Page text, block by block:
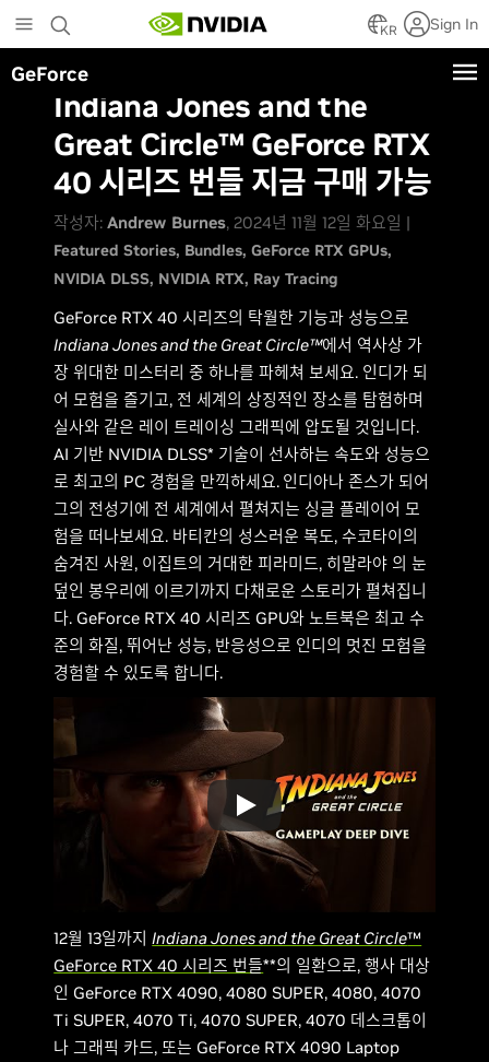
to
main
content
KR Sign In
GeForce
Indiana Jones and the
Great Circle™ GeForce RTX
40 시리즈 번들 지금 구매 가능
작성자:Andrew Burnes, 2024년 11월 12일 화요일 |
Featured Stories Bundles GeForce RTX GPUs
NVIDIA DLSS NVIDIA RTX Ray Tracing
GeForce RTX 40 시리즈의 탁월한 기능과 성능으로
Indiana Jones and the Great Circle™에서 역사상 가
장 위대한 미스터리 중 하나를 파헤쳐 보세요. 인디가 되
어 모험을 즐기고, 전 세계의 상징적인 장소를 탐험하며
실사와 같은 레이 트레이싱 그래픽에 압도될 것입니다.
AI 기반 NVIDIA DLSS* 기술이 선사하는 속도와 성능으
로 최고의 PC 경험을 만끽하세요. 인디아나 존스가 되어
그의 전성기에 전 세계에서 펼쳐지는 싱글 플레이어 모
험을 떠나보세요. 바티칸의 성스러운 복도, 수코타이의
숨겨진 사원, 이집트의 거대한 피라미드, 히말라야 의 눈
덮인 봉우리에 이르기까지 다채로운 스토리가 펼쳐집니
다. GeForce RTX 40 시리즈 GPU와 노트북은 최고 수
준의 화질, 뛰어난 성능, 반응성으로 인디의 멋진 모험을
경험할 수 있도록 합니다.
12월 13일까지 Indiana Jones and the Great Circle™
GeForce RTX 40 시리즈 번들**의 일환으로, 행사 대상
인 GeForce RTX 4090, 4080 SUPER, 4080, 4070
Ti SUPER, 4070 Ti, 4070 SUPER, 4070 데스크톱이
나 그래픽 카드, 또는 GeForce RTX 4090 Laptop